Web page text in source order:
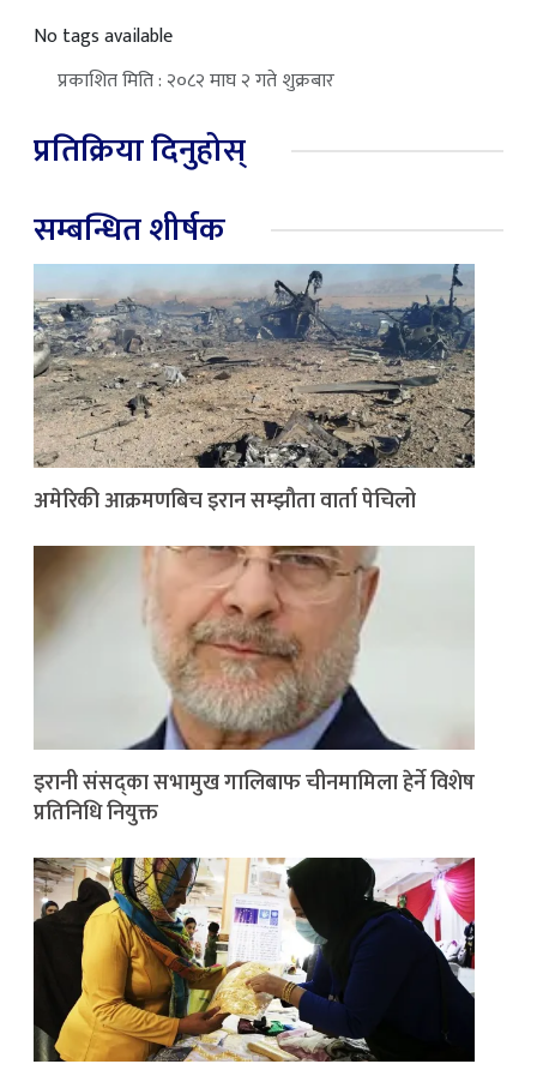
No tags available
प्रकाशित मिति : २०८२ माघ २ गते शुक्रबार
प्रतिक्रिया दिनुहोस्
सम्बन्धित शीर्षक
अमेरिकी आक्रमणबिच इरान सम्झौता वार्ता पेचिलो
इरानी संसद्का सभामुख गालिबाफ चीनमामिला हेर्ने विशेष
प्रतिनिधि नियुक्त